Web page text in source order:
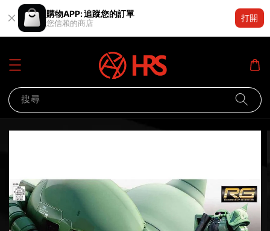
購物APP: 追蹤您的訂單
您信賴的商店
打開
搜尋